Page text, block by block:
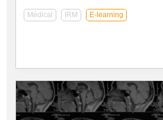
Médical IRM E-learning